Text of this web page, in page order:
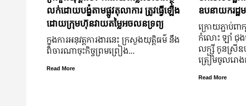
លក់ដោយបង្ខំតាមផ្លូវតុលាការ ត្រូវធ្វើឡើង
ដោយក្រុមហ៊ុនវាយតម្លៃអចលនទ្រព្យ
ក្នុងការអនុវត្តការងារនេះ ក្រសួងយុត្តិធម៌ នឹង
ពិចារណាចុះកិច្ចព្រមព្រៀង...
Read More
ឧបនាយករដ្ឋម
ក្រោយ​ភ្ជាប់​ពា
កំលោះ ឡាំ ជុង
លក្ស្មី កូនស្រី​ឧប
ត្រៀម​ចូល​រោ
Read More